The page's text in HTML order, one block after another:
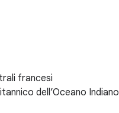
francesi
dell’Oceano Indiano